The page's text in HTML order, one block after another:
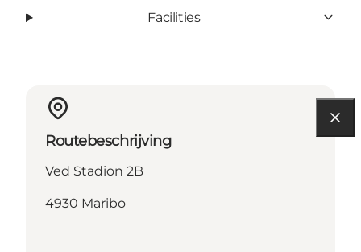
Facilities
Routebeschrijving
Ved Stadion 2B
4930 Maribo